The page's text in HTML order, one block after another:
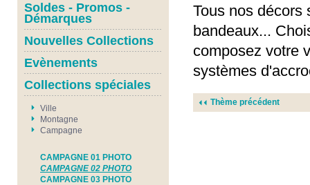
Soldes - Promos -
Démarques
Nouvelles Collections
Evènements
Collections spéciales
Ville
Montagne
Campagne
CAMPAGNE 01 PHOTO
CAMPAGNE 02 PHOTO
CAMPAGNE 03 PHOTO
Tous nos décors
bandeaux...
composez votre
systèmes
Thème précédent